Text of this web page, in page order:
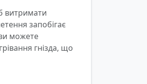
витримати
запобігає
можете
гнізда, що